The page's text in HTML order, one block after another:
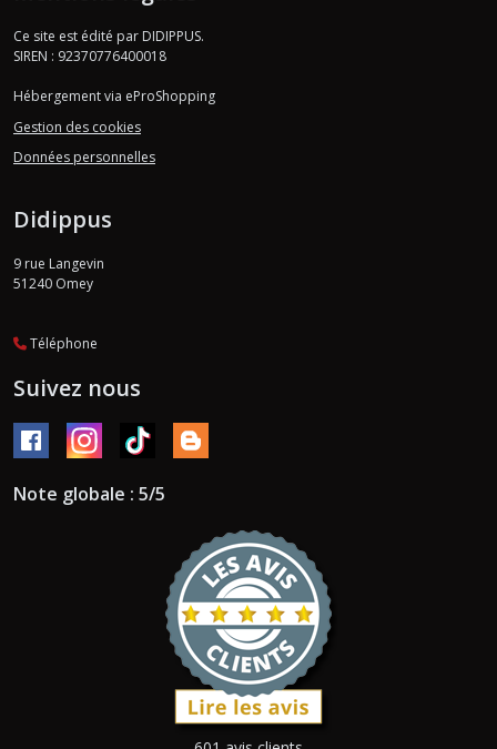
Ce site est édité par DIDIPPUS.
SIREN : 92370776400018
Hébergement via eProShopping
Gestion des cookies
Données personnelles
Didippus
9 rue Langevin
51240 Omey
Téléphone
Suivez nous
Note globale : 5/5